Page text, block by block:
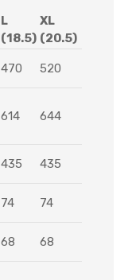
L
(18.5)
XL
(20.5)
470 520
614 644
435 435
74 74
68 68